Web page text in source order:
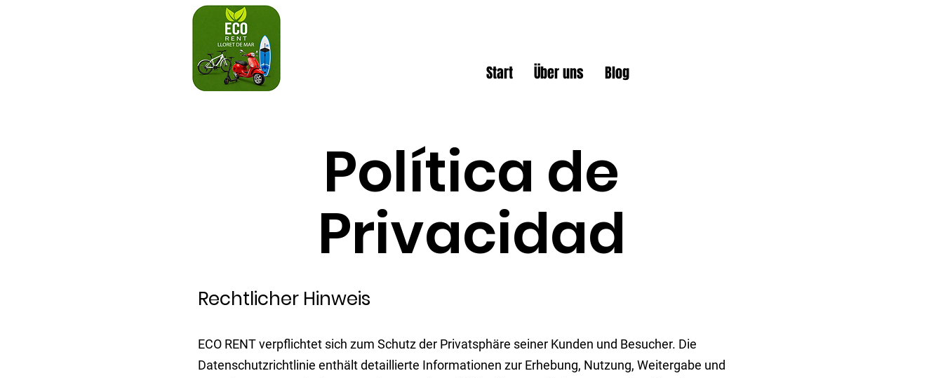
Start Über uns Blog
Política de
Privacidad
Rechtlicher Hinweis
ECO RENT verpflichtet sich zum Schutz der Privatsphäre seiner Kunden und Besucher. Die
Datenschutzrichtlinie enthält detaillierte Informationen zur Erhebung, Nutzung, Weitergabe und